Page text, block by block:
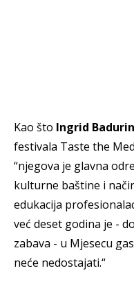
Kao što Ingrid
festivala Taste the
“njegova je glavna
kulturne baštine i
edukacija
već deset godina je -
zabava - u Mjesecu
neće nedostajati.“